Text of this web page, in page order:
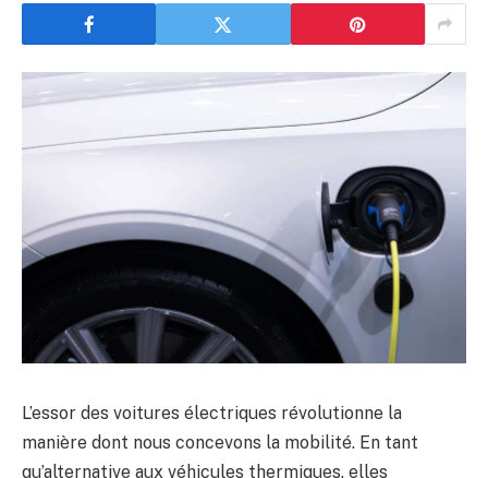
L’essor des voitures électriques révolutionne la
manière dont nous concevons la mobilité. En tant
qu’alternative aux véhicules thermiques, elles